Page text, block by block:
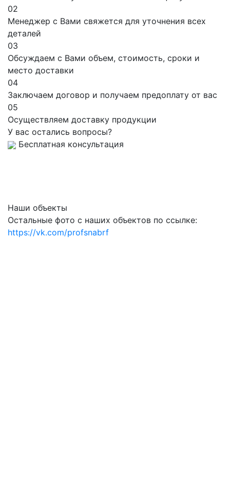
02
Менеджер с Вами свяжется для уточнения всех
деталей
03
Обсуждаем с Вами объем, стоимость, сроки и
место доставки
04
Заключаем договор и получаем предоплату от вас
05
Осуществляем доставку продукции
У вас остались вопросы?
Бесплатная консультация
Наши объекты
Остальные фото с наших объектов по ссылке:
https://vk.com/profsnabrf